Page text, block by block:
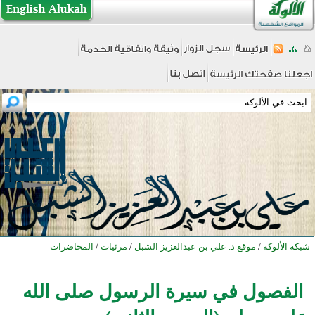
شبكة الألوكة / موقع د. علي بن عبدالعزيز الشبل / مرئيات / المحاضرات
الفصول في سيرة الرسول صلى الله